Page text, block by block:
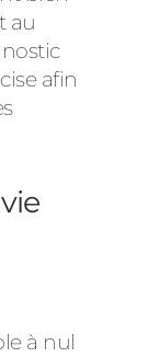
au
afin
à nul